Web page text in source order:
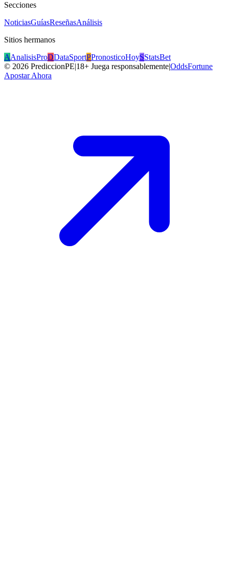
Secciones
NoticiasGuíasReseñasAnálisis
Sitios hermanos
AAnalisisProDDataSportPPronosticoHoySStatsBet
© 2026 PrediccionPE|18+ Juega responsablemente|OddsFortune
Apostar Ahora